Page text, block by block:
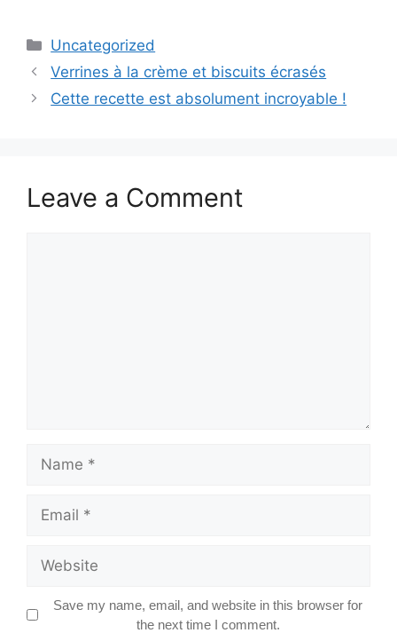
Categories
Uncategorized
Verrines à la crème et biscuits écrasés
Cette recette est absolument incroyable !
Leave a Comment
Save my name, email, and website in this browser for
the next time I comment.